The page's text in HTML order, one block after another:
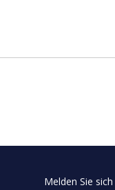
Melden Sie